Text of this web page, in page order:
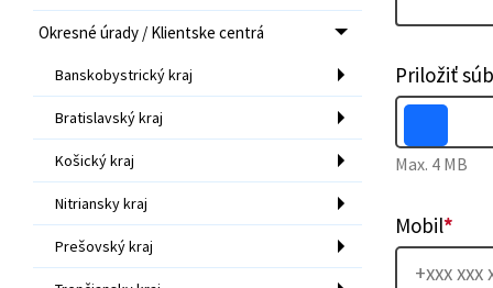
Okresné úrady / Klientske centrá
Banskobystrický kraj
Bratislavský kraj
Košický kraj
Nitriansky kraj
Prešovský kraj
Priložiť
Max. 4 MB
Mobil*